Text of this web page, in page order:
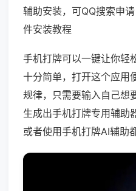
辅助安装，可QQ搜索申
件安装教程
手机打牌可以一键让你轻
十分简单，打开这个应用
规律，只需要输入自己想
生成出手机打牌专用辅助
或者使用手机打牌AI辅助